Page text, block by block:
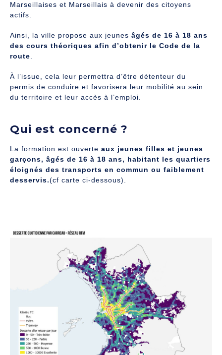
Marseillaises et Marseillais à devenir des citoyens
actifs.
Ainsi, la ville propose aux jeunes âgés de 16 à 18 ans
des cours théoriques afin d’obtenir le Code de la
route
À l’issue, cela leur permettra d’être détenteur du
permis de conduire et favorisera leur mobilité au sein
du territoire et leur accès à l’emploi.
Qui est concerné ?
La formation est ouverte aux jeunes filles et jeunes
garçons, âgés de 16 à 18 ans, habitant les quartiers
éloignés des transports en commun ou faiblement
desservis.(cf carte ci-dessous).